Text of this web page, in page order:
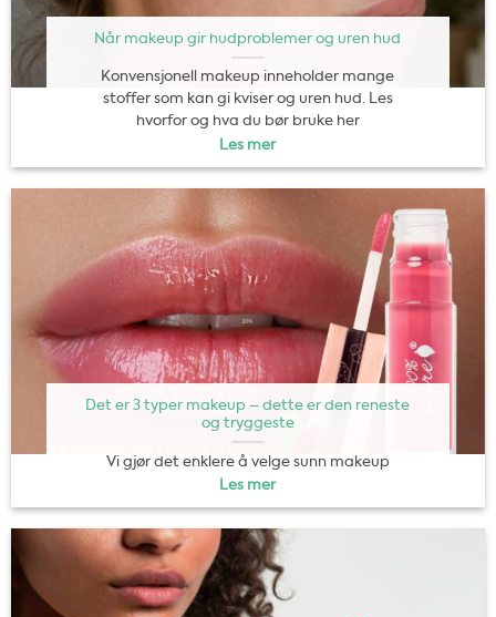
Når makeup gir hudproblemer og uren hud
Konvensjonell makeup inneholder mange
stoffer som kan gi kviser og uren hud. Les
hvorfor og hva du bør bruke her
Les mer
Det er 3 typer makeup – dette er den reneste
og tryggeste
Vi gjør det enklere å velge sunn makeup
Les mer